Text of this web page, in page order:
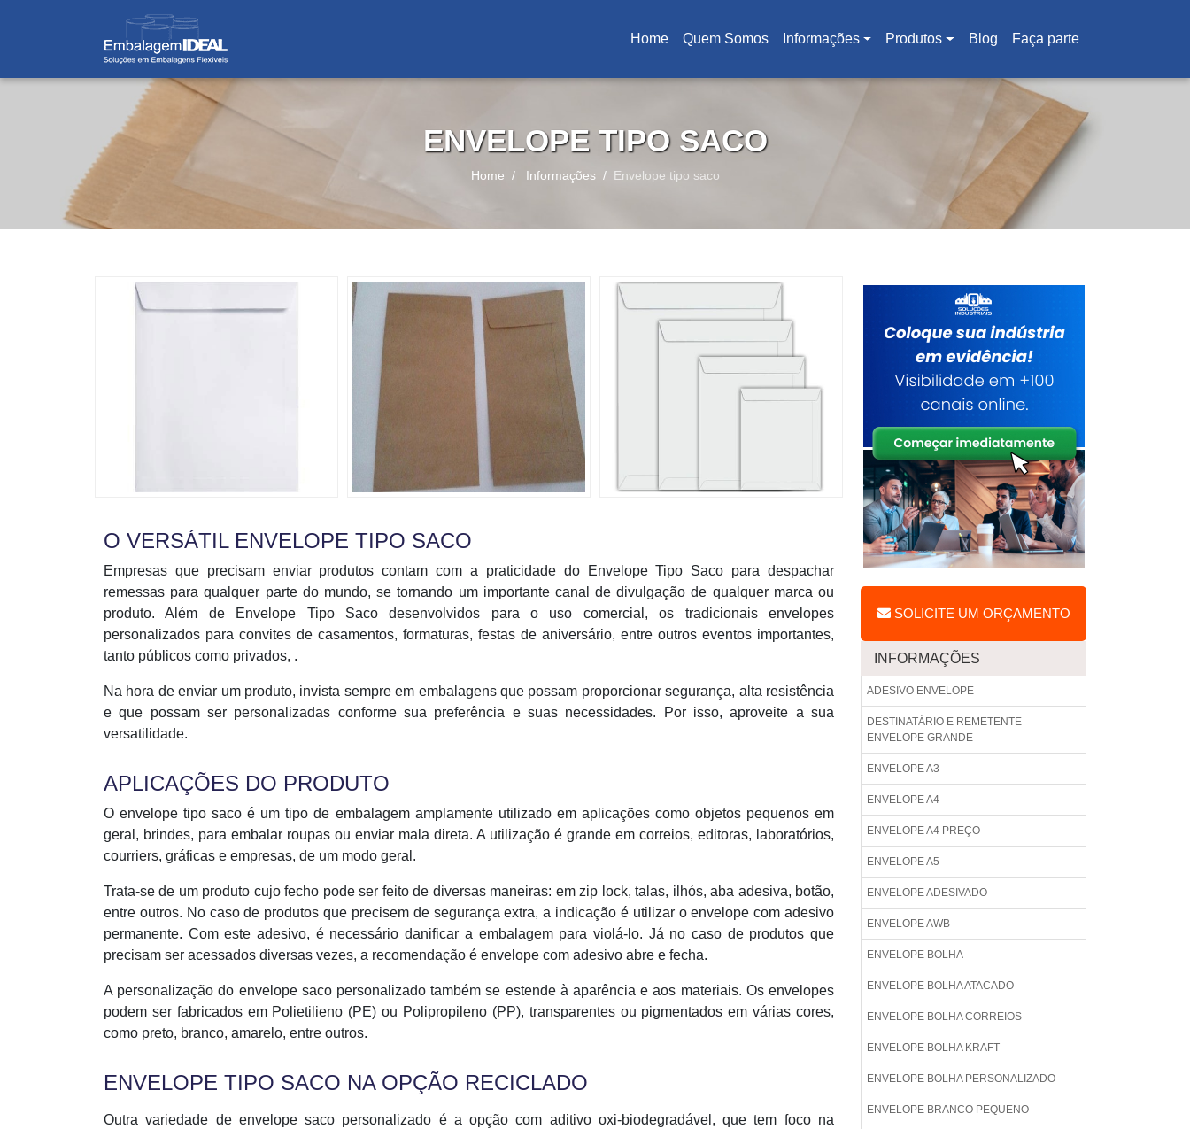
Home
(current)
Quem Somos Informações Produtos Blog Faça parte
ENVELOPE TIPO SACO
Home Informações Envelope tipo saco
O VERSÁTIL ENVELOPE TIPO SACO
Empresas que precisam enviar produtos contam com a praticidade do Envelope Tipo Saco para despachar
remessas para qualquer parte do mundo, se tornando um importante canal de divulgação de qualquer marca ou
produto. Além de Envelope Tipo Saco desenvolvidos para o uso comercial, os tradicionais envelopes
personalizados para convites de casamentos, formaturas, festas de aniversário, entre outros eventos importantes,
tanto públicos como privados, .
Na hora de enviar um produto, invista sempre em embalagens que possam proporcionar segurança, alta resistência
e que possam ser personalizadas conforme sua preferência e suas necessidades. Por isso, aproveite a sua
versatilidade.
APLICAÇÕES DO PRODUTO
O envelope tipo saco é um tipo de embalagem amplamente utilizado em aplicações como objetos pequenos em
geral, brindes, para embalar roupas ou enviar mala direta. A utilização é grande em correios, editoras, laboratórios,
courriers, gráficas e empresas, de um modo geral.
Trata-se de um produto cujo fecho pode ser feito de diversas maneiras: em zip lock, talas, ilhós, aba adesiva, botão,
entre outros. No caso de produtos que precisem de segurança extra, a indicação é utilizar o envelope com adesivo
permanente. Com este adesivo, é necessário danificar a embalagem para violá-lo. Já no caso de produtos que
precisam ser acessados diversas vezes, a recomendação é envelope com adesivo abre e fecha.
A personalização do envelope saco personalizado também se estende à aparência e aos materiais. Os envelopes
podem ser fabricados em Polietilieno (PE) ou Polipropileno (PP), transparentes ou pigmentados em várias cores,
como preto, branco, amarelo, entre outros.
ENVELOPE TIPO SACO NA OPÇÃO RECICLADO
Outra variedade de envelope saco personalizado é a opção com aditivo oxi-biodegradável, que tem foco na
SOLICITE UM ORÇAMENTO
INFORMAÇÕES
ADESIVO ENVELOPE
DESTINATÁRIO E REMETENTE
ENVELOPE GRANDE
ENVELOPE A3
ENVELOPE A4
ENVELOPE A4 PREÇO
ENVELOPE A5
ENVELOPE ADESIVADO
ENVELOPE AWB
ENVELOPE BOLHA
ENVELOPE BOLHA ATACADO
ENVELOPE BOLHA CORREIOS
ENVELOPE BOLHA KRAFT
ENVELOPE BOLHA PERSONALIZADO
ENVELOPE BRANCO PEQUENO